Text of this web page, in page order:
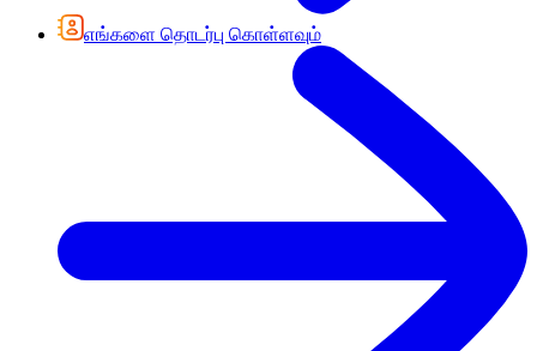
எங்களை தொடர்பு கொள்ளவும்